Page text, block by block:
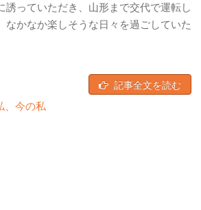
誘っていただき、山形まで交代で運転し
なかなか楽しそうな日々を過ごしていた
記事全文を読む
、今の私